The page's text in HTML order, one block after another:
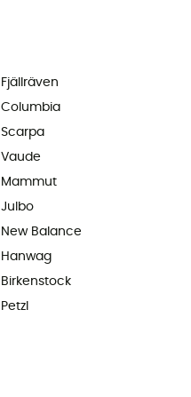
Fjällräven
Columbia
Scarpa
Vaude
Mammut
Julbo
New Balance
Hanwag
Birkenstock
Petzl